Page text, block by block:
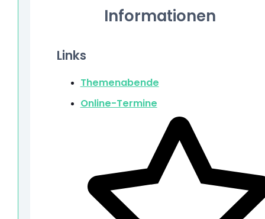
Informationen
Links
Themenabende
Online-Termine